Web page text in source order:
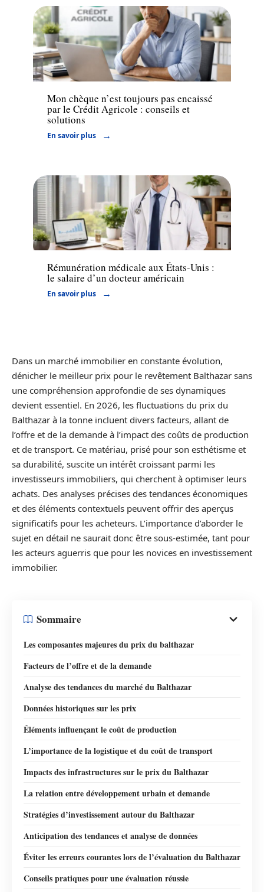
Assurance
Mon chèque n’est toujours pas encaissé
par le Crédit Agricole : conseils et
solutions
En savoir plus
Actu
Rémunération médicale aux États-Unis :
le salaire d’un docteur américain
En savoir plus
Dans un marché immobilier en constante évolution,
dénicher le meilleur prix pour le revêtement Balthazar sans
une compréhension approfondie de ses dynamiques
devient essentiel. En 2026, les fluctuations du prix du
Balthazar à la tonne incluent divers facteurs, allant de
l’offre et de la demande à l’impact des coûts de production
et de transport. Ce matériau, prisé pour son esthétisme et
sa durabilité, suscite un intérêt croissant parmi les
investisseurs immobiliers, qui cherchent à optimiser leurs
achats. Des analyses précises des tendances économiques
et des éléments contextuels peuvent offrir des aperçus
significatifs pour les acheteurs. L’importance d’aborder le
sujet en détail ne saurait donc être sous-estimée, tant pour
les acteurs aguerris que pour les novices en investissement
immobilier.
Sommaire
Les composantes majeures du prix du balthazar
Facteurs de l’offre et de la demande
Analyse des tendances du marché du Balthazar
Données historiques sur les prix
Éléments influençant le coût de production
L’importance de la logistique et du coût de transport
Impacts des infrastructures sur le prix du Balthazar
La relation entre développement urbain et demande
Stratégies d’investissement autour du Balthazar
Anticipation des tendances et analyse de données
Éviter les erreurs courantes lors de l’évaluation du Balthazar
Conseils pratiques pour une évaluation réussie